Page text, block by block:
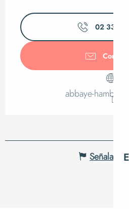
02 33 61
abbaye-
Señalar